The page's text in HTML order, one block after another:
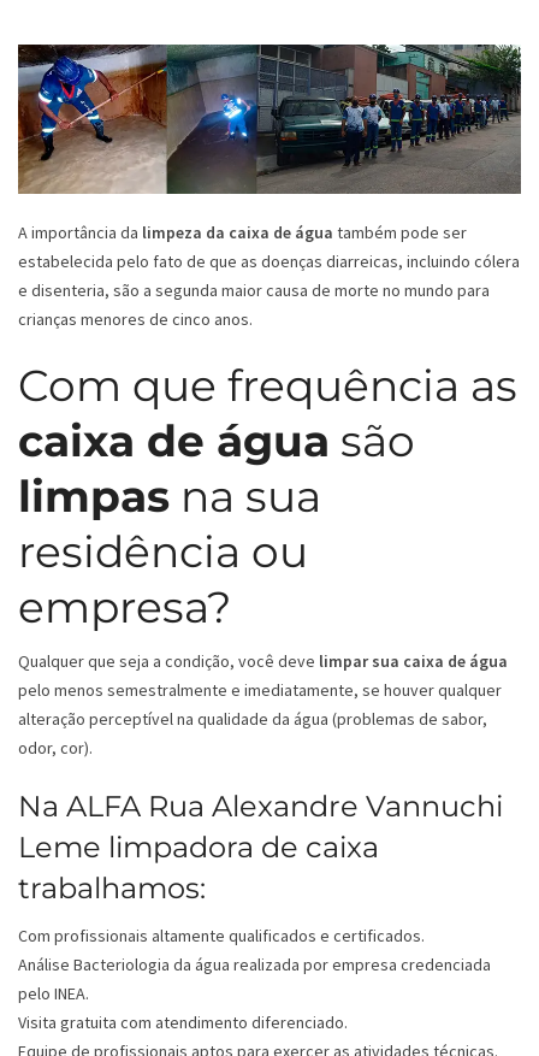
A importância da limpeza da caixa de água também pode ser
estabelecida pelo fato de que as doenças diarreicas, incluindo cólera
e disenteria, são a segunda maior causa de morte no mundo para
crianças menores de cinco anos.
Com que frequência as
caixa de água são
limpas na sua
residência ou
empresa?
Qualquer que seja a condição, você deve limpar sua caixa de água
pelo menos semestralmente e imediatamente, se houver qualquer
alteração perceptível na qualidade da água (problemas de sabor,
odor, cor).
Na ALFA Rua Alexandre Vannuchi
Leme limpadora de caixa
trabalhamos:
Com profissionais altamente qualificados e certificados.
Análise Bacteriologia da água realizada por empresa credenciada
pelo INEA.
Visita gratuita com atendimento diferenciado.
Equipe de profissionais aptos para exercer as atividades técnicas.